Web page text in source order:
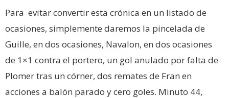
Para evitar convertir esta crónica en un listado de
ocasiones, simplemente daremos la pincelada de
Guille, en dos ocasiones, Navalon, en dos ocasiones
de 1×1 contra el portero, un gol anulado por falta de
Plomer tras un córner, dos remates de Fran en
acciones a balón parado y cero goles. Minuto 44,